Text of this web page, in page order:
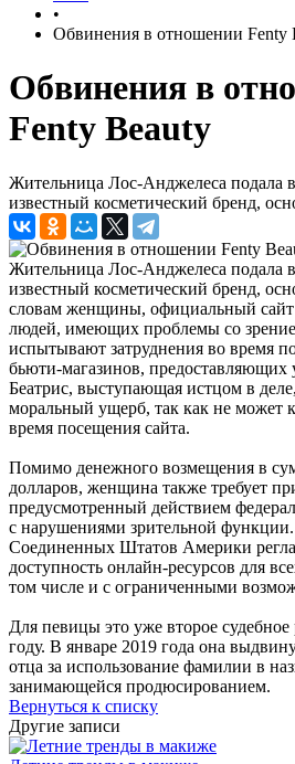
•
Обвинения в отношении Fenty
Обвинения в
Fenty Beauty
Жительница Лос-Анджелеса подала
известный косметический бренд,
Жительница Лос-Анджелеса подала
известный косметический бренд,
словам женщины, официальный сайт
людей, имеющих проблемы со
испытывают затруднения во время
бьюти-магазинов, предоставляющих
Беатрис, выступающая истцом в
моральный ущерб, так как не может
время посещения сайта.
Помимо денежного возмещения в
долларов, женщина также требует
предусмотренный действием
с нарушениями зрительной функции.
Соединенных Штатов Америки
доступность онлайн-ресурсов для
том числе и с ограниченными
Для певицы это уже второе судебное
году. В январе 2019 года она
отца за использование фамилии в
занимающейся продюсированием.
Вернуться к списку
Другие записи